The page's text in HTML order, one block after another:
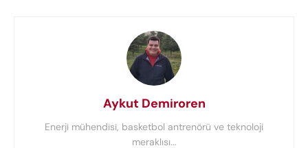
Aykut Demiroren
Enerji mühendisi, basketbol antrenörü ve teknoloji
meraklısı...